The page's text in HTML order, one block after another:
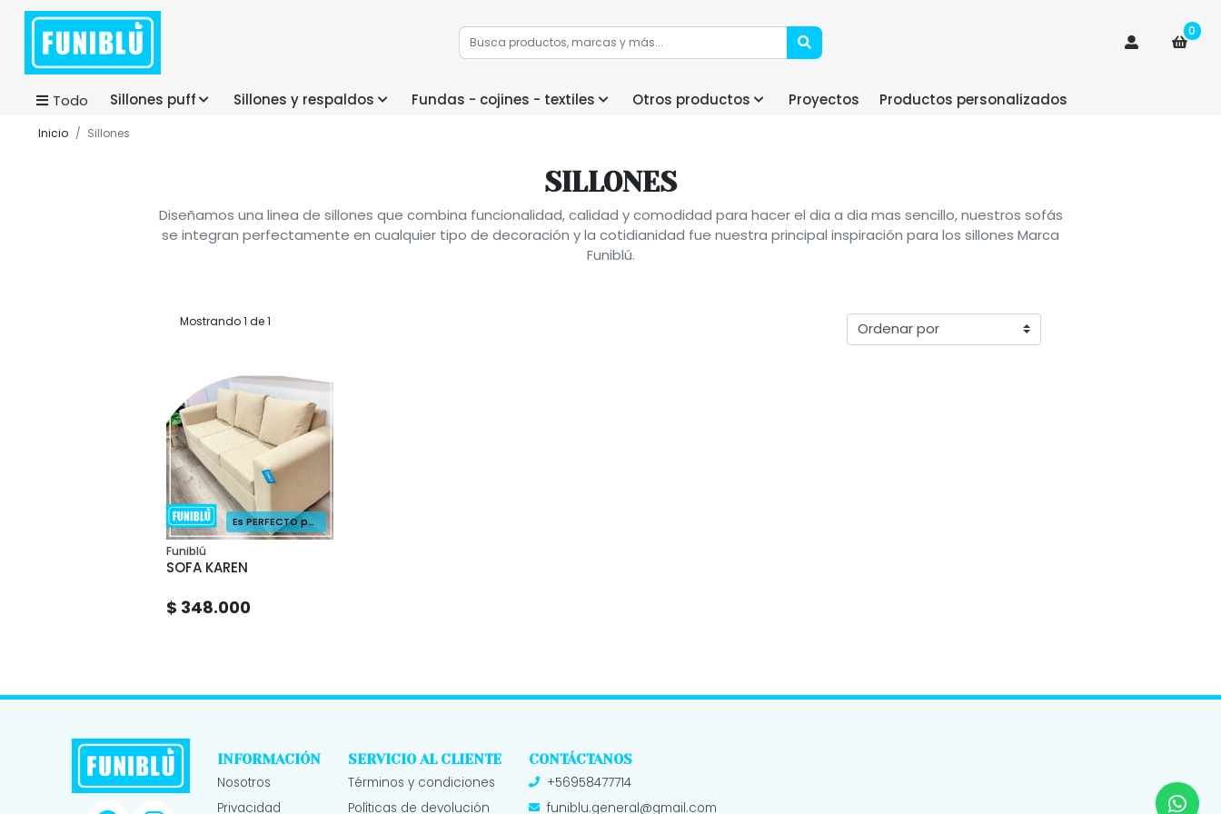
0
Todo Sillones puff Sillones y respaldos Fundas - cojines - textiles Otros productos Proyectos Productos personalizados
Inicio Sillones
SILLONES
Diseñamos una linea de sillones que combina funcionalidad, calidad y comodidad para hacer el dia a dia mas sencillo, nuestros sofás
se integran perfectamente en cualquier tipo de decoración y la cotidianidad fue nuestra principal inspiración para los sillones Marca
Funiblú.
Mostrando 1 de 1
Es PERFECTO para familias y hogares activos, este sofá combina comodidad y funcionalidad haciendo de la cotidianidad una experiencia más practica y elegante.
Funiblú
SOFA KAREN
$ 348.000
INFORMACIÓN
Nosotros
Privacidad
SERVICIO AL CLIENTE
Términos y condiciones
Políticas de devolución
CONTÁCTANOS
+56958477714
funiblu.general@gmail.com